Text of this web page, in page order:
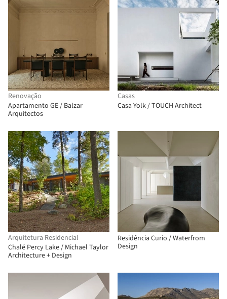
Renovação
Apartamento GE / Balzar
Arquitectos
Casas
Casa Yolk / TOUCH Architect
Arquitetura Residencial
Chalé Percy Lake / Michael Taylor
Architecture + Design
Residência Curio / Waterfrom
Design